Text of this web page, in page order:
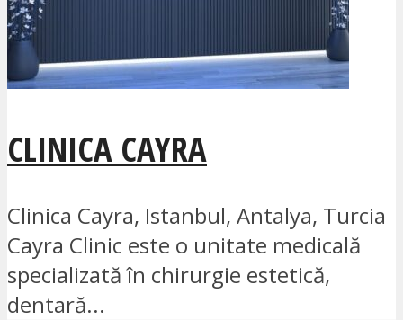
CLINICA CAYRA
Clinica Cayra, Istanbul, Antalya, Turcia
Cayra Clinic este o unitate medicală
specializată în chirurgie estetică,
dentară...